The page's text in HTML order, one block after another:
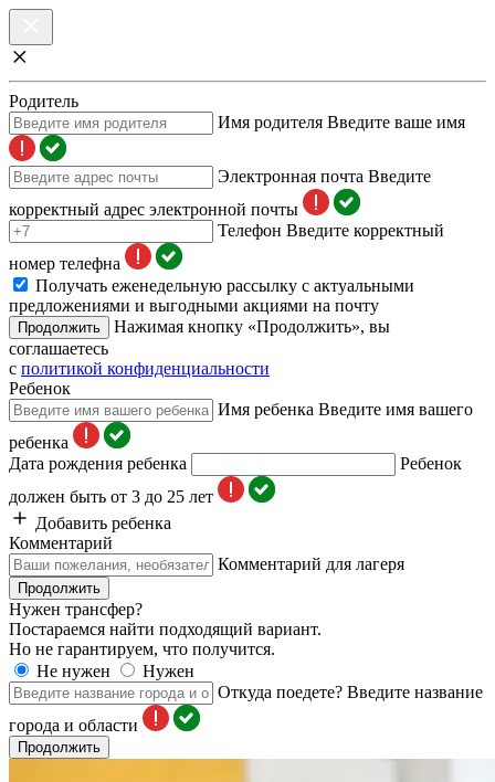
Родитель
Имя родителя Введите ваше имя
Электронная почта Введите
корректный адрес электронной почты
Телефон Введите корректный
номер телефна
Получать еженедельную рассылку с актуальными
предложениями и выгодными акциями на почту
Продолжить
Нажимая кнопку «Продолжить», вы
соглашаетесь
с политикой конфиденциальности
Ребенок
Имя ребенка Введите имя вашего
ребенка
Дата рождения ребенка
Ребенок
должен быть от 3 до 25 лет
Добавить ребенка
Комментарий
Комментарий для лагеря
Продолжить
Нужен трансфер?
Постараемся найти подходящий вариант.
Но не гарантируем, что получится.
Не нужен
Нужен
Откуда поедете? Введите название
города и области
Продолжить